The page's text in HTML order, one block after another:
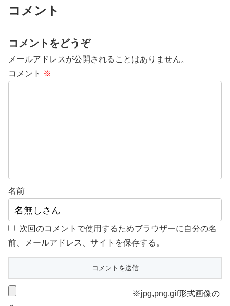
コメント
コメントをどうぞ
メールアドレスが公開されることはありません。
コメント ※
名前
次回のコメントで使用するためブラウザーに自分の名
前、メールアドレス、サイトを保存する。
※jpg,png,gif形式画像の